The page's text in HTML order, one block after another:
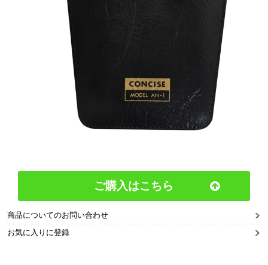
ご購入はこちら
商品についてのお問い合わせ
お気に入りに登録